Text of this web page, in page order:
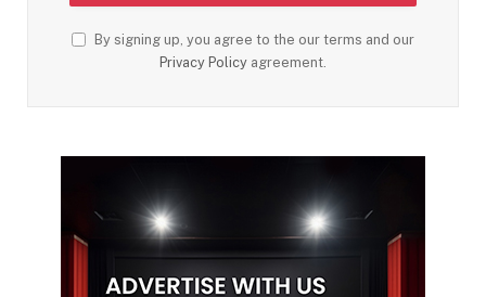
By signing up, you agree to the our terms and our
Privacy Policy agreement.